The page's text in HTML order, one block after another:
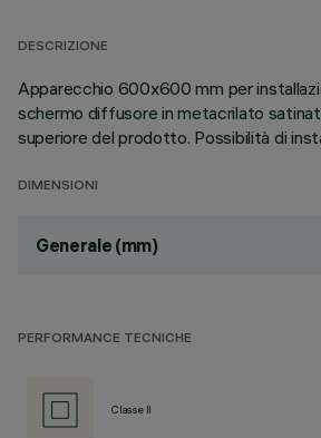
DESCRIZIONE
Apparecchio 600x600 mm per
schermo diffusore in metacrilato
superiore del prodotto. Possibilità di
DIMENSIONI
Generale (mm)
PERFORMANCE TECNICHE
Classe II